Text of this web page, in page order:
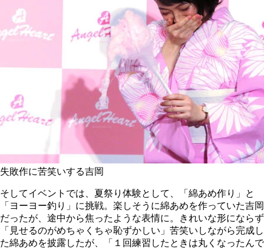
失敗作に苦笑いする吉岡
そしてイベントでは、夏祭り体験として、「綿あめ作り」と
「ヨーヨー釣り」に挑戦。楽しそうに綿あめを作っていた吉岡
だったが、途中から焦ったような表情に。きれいな形にならず
「見せるのがめちゃくちゃ恥ずかしい」苦笑いしながら完成し
た綿あめを披露したが、「１回練習したときは丸くなったんで